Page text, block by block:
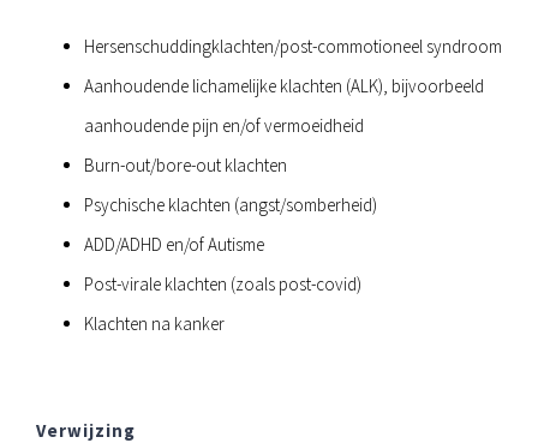
Hersenschuddingklachten/post-commotioneel syndroom
Aanhoudende lichamelijke klachten (ALK), bijvoorbeeld
aanhoudende pijn en/of vermoeidheid
Burn-out/bore-out klachten
Psychische klachten (angst/somberheid)
ADD/ADHD en/of Autisme
Post-virale klachten (zoals post-covid)
Klachten na kanker
Verwijzing